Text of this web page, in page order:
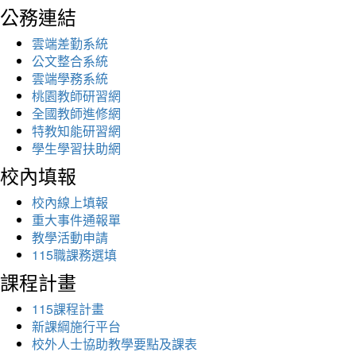
公務連結
雲端差勤系統
公文整合系統
雲端學務系統
桃園教師研習網
全國教師進修網
特教知能研習網
學生學習扶助網
校內填報
校內線上填報
重大事件通報單
教學活動申請
115職課務選填
課程計畫
115課程計畫
新課綱施行平台
校外人士協助教學要點及課表